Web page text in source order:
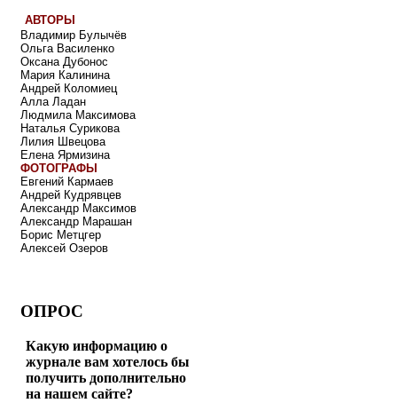
АВТОРЫ
Владимир Булычёв
Ольга Василенко
Оксана Дубонос
Мария Калинина
Андрей Коломиец
Алла Ладан
Людмила Максимова
Наталья Сурикова
Лилия Швецова
Елена Ярмизина
ФОТОГРАФЫ
Евгений Кармаев
Андрей Кудрявцев
Александр Максимов
Александр Марашан
Борис Метцгер
Алексей Озеров
ОПРОС
Какую информацию о
журнале вам хотелось бы
получить дополнительно
на нашем сайте?